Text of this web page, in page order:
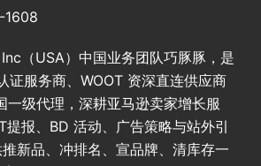
1608
（USA）中国业务团队巧豚豚，是
证服务商、WOOT 资深直连供应商
一级代理，深耕亚马逊卖家增长服
提报、BD 活动、广告策略与站外引
新品、冲排名、宣品牌、清库存一